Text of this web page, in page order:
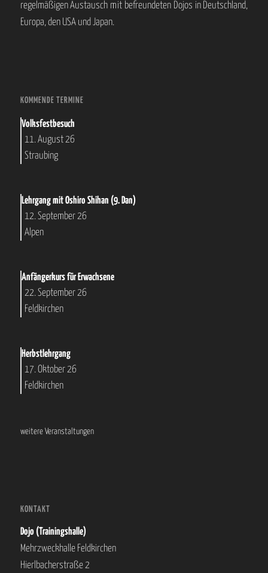
regelmäßigen Austausch mit befreundeten Dojos in Deutschland,
Europa, den USA und Japan.
KOMMENDE TERMINE
Volksfestbesuch
11. August 26
Straubing
Lehrgang mit Oshiro Shihan (9. Dan)
12. September 26
Alpen
Anfängerkurs für Erwachsene
22. September 26
Feldkirchen
Herbstlehrgang
17. Oktober 26
Feldkirchen
weitere Veranstaltungen
KONTAKT
Dojo (Trainingshalle)
Mehrzweckhalle Feldkirchen
Hierlbacherstraße 2